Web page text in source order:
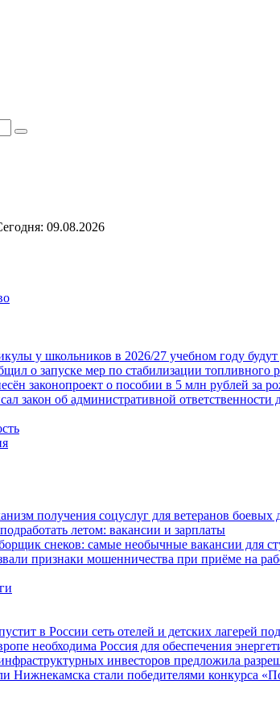
09.08.2026
у школьников в 2026/27 учебном году
о запуске мер по стабилизации топливного
законопроект о пособии в 5 млн рублей за
закон об административной
получения соцуслуг для ветеранов боевых
летом: вакансии и зарплаты
снеков: самые необычные вакансии для
признаки мошенничества при приёме на
в России сеть отелей и детских лагерей
необходима Россия для обеспечения
инвесторов предложила
Нижнекамска стали победителями конкурса